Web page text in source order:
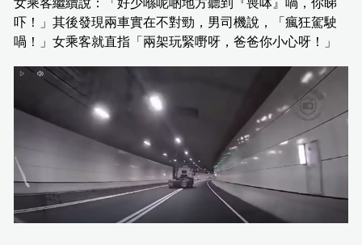
女乘客繼續說：「好少喺呢啲地方聽到『喪呠』喎，你睇
吓！」其後發現兩車實在不對勁，男司機說，「瘋狂駕駛
喎！」女乘客就直指「兩架玩緊嘢呀，爸爸你小心呀！」